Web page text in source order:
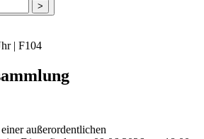
| F104
außerordentlichen